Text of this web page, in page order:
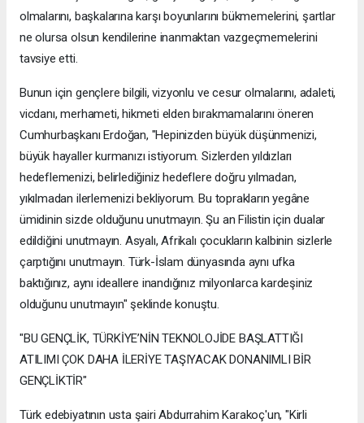
olmalarını, başkalarına karşı boyunlarını bükmemelerini, şartlar
ne olursa olsun kendilerine inanmaktan vazgeçmemelerini
tavsiye etti.
Bunun için gençlere bilgili, vizyonlu ve cesur olmalarını, adaleti,
vicdanı, merhameti, hikmeti elden bırakmamalarını öneren
Cumhurbaşkanı Erdoğan, "Hepinizden büyük düşünmenizi,
büyük hayaller kurmanızı istiyorum. Sizlerden yıldızları
hedeflemenizi, belirlediğiniz hedeflere doğru yılmadan,
yıkılmadan ilerlemenizi bekliyorum. Bu toprakların yegâne
ümidinin sizde olduğunu unutmayın. Şu an Filistin için dualar
edildiğini unutmayın. Asyalı, Afrikalı çocukların kalbinin sizlerle
çarptığını unutmayın. Türk-İslam dünyasında aynı ufka
baktığınız, aynı ideallere inandığınız milyonlarca kardeşiniz
olduğunu unutmayın" şeklinde konuştu.
"BU GENÇLİK, TÜRKİYE’NİN TEKNOLOJİDE BAŞLATTIĞI
ATILIMI ÇOK DAHA İLERİYE TAŞIYACAK DONANIMLI BİR
GENÇLİKTİR"
Türk edebiyatının usta şairi Abdurrahim Karakoç'un, "Kirli